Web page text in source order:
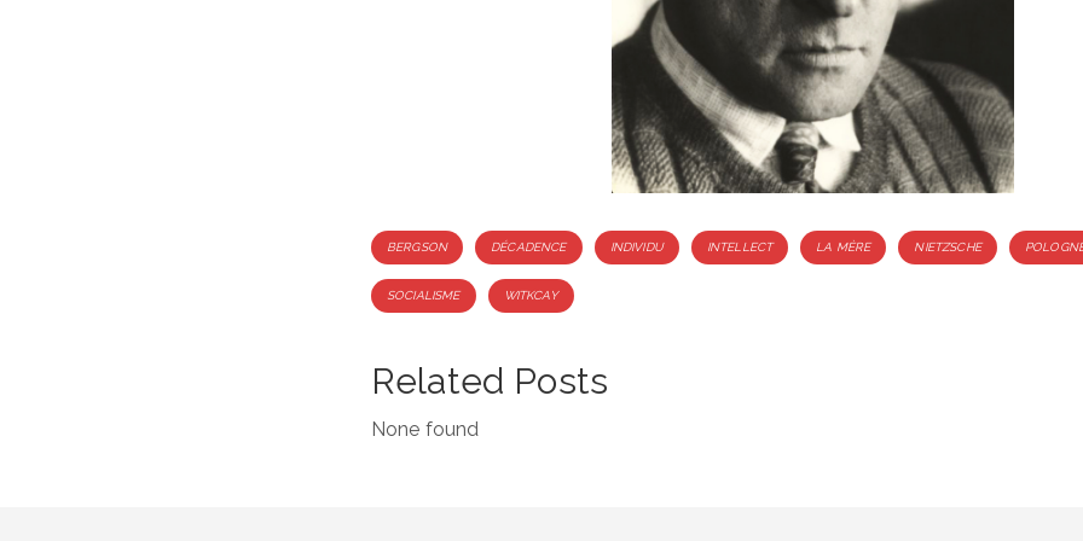
Tags
BERGSON DÉCADENCE INDIVIDU INTELLECT LA MÈRE NIETZSCHE
SOCIALISME WITKCAY
Related Posts
None found